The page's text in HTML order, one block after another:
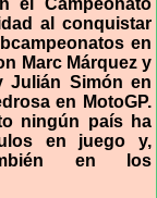
el Campeonato
al conquistar
en
Marc Márquez y
Julián Simón en
en MotoGP.
ningún país ha
en juego y,
en los